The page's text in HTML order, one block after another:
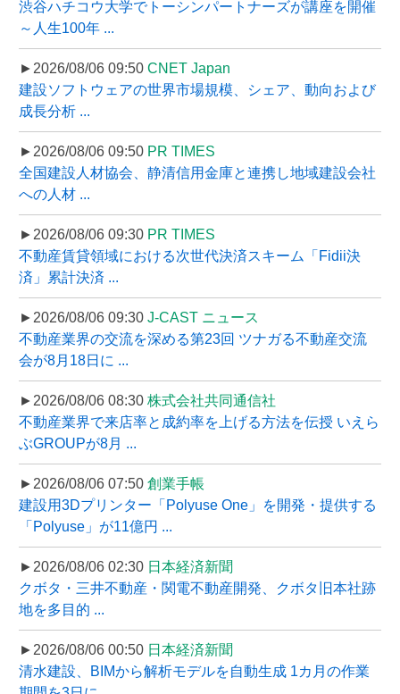
渋谷ハチコウ大学でトーシンパートナーズが講座を開催
～人生100年 ...
►2026/08/06 09:50 CNET Japan
建設ソフトウェアの世界市場規模、シェア、動向および
成長分析 ...
►2026/08/06 09:50 PR TIMES
全国建設人材協会、静清信用金庫と連携し地域建設会社
への人材 ...
►2026/08/06 09:30 PR TIMES
不動産賃貸領域における次世代決済スキーム「Fidii決
済」累計決済 ...
►2026/08/06 09:30 J-CAST ニュース
不動産業界の交流を深める第23回 ツナガる不動産交流
会が8月18日に ...
►2026/08/06 08:30 株式会社共同通信社
不動産業界で来店率と成約率を上げる方法を伝授 いえら
ぶGROUPが8月 ...
►2026/08/06 07:50 創業手帳
建設用3Dプリンター「Polyuse One」を開発・提供する
「Polyuse」が11億円 ...
►2026/08/06 02:30 日本経済新聞
クボタ・三井不動産・関電不動産開発、クボタ旧本社跡
地を多目的 ...
►2026/08/06 00:50 日本経済新聞
清水建設、BIMから解析モデルを自動生成 1カ月の作業